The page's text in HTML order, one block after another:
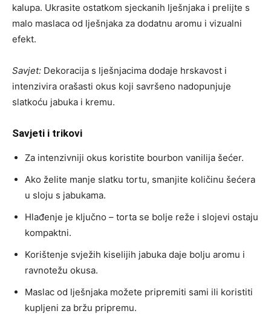
kalupa. Ukrasite ostatkom sjeckanih lješnjaka i prelijte s
malo maslaca od lješnjaka za dodatnu aromu i vizualni
efekt.
Savjet: Dekoracija s lješnjacima dodaje hrskavost i
intenzivira orašasti okus koji savršeno nadopunjuje
slatkoću jabuka i kremu.
Savjeti i trikovi
Za intenzivniji okus koristite bourbon vanilija šećer.
Ako želite manje slatku tortu, smanjite količinu šećera
u sloju s jabukama.
Hlađenje je ključno – torta se bolje reže i slojevi ostaju
kompaktni.
Korištenje svježih kiselijih jabuka daje bolju aromu i
ravnotežu okusa.
Maslac od lješnjaka možete pripremiti sami ili koristiti
kupljeni za bržu pripremu.